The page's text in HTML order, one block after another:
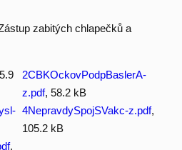
zabitých chlapečků a
2CBKOckovPodpBaslerA-
z.pdf, 58.2 kB
4NepravdySpojSVakc-z.pdf,
105.2 kB
,